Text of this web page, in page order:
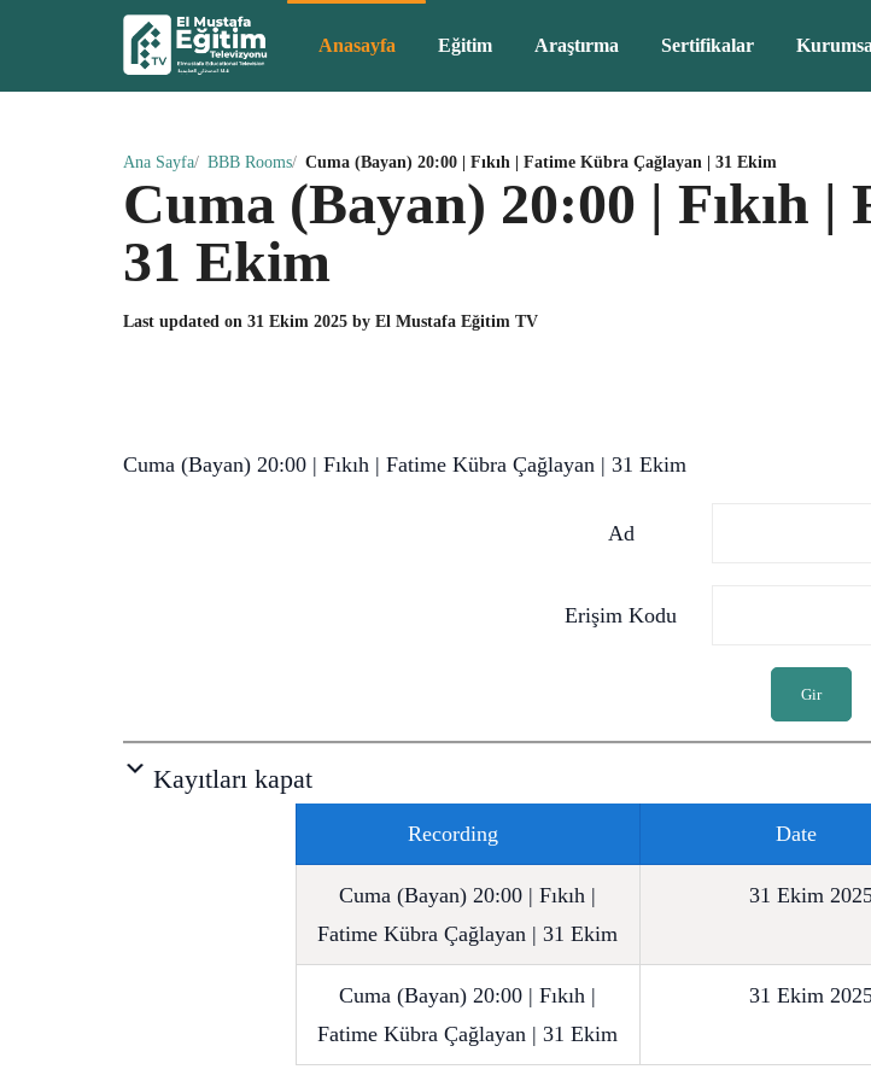
Anasayfa Eğitim Araştırma Sertifikalar
Ana Sayfa BBB Rooms Cuma (Bayan) 20:00 | Fıkıh | Fatime Kübra Çağlayan | 31 Ekim
Cuma (Bayan) 20:00 | Fıkıh
31 Ekim
Last updated on 31 Ekim 2025 by El Mustafa Eğitim TV
Cuma (Bayan) 20:00 | Fıkıh | Fatime Kübra Çağlayan | 31 Ekim
Ad
Erişim Kodu
Gir
Kayıtları kapat
Recording Date
Cuma (Bayan) 20:00 | Fıkıh |
Fatime Kübra Çağlayan | 31 Ekim
31 Ekim
Cuma (Bayan) 20:00 | Fıkıh |
Fatime Kübra Çağlayan | 31 Ekim
31 Ekim